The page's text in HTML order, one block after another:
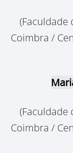
(Faculdade
Coimbra /
(Faculdade
Coimbra /